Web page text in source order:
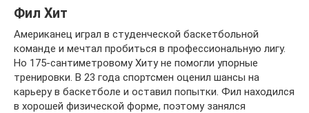
Фил Хит
Американец играл в студенческой баскетбольной
команде и мечтал пробиться в профессиональную лигу.
Но 175-сантиметровому Хиту не помогли упорные
тренировки. В 23 года спортсмен оценил шансы на
карьеру в баскетболе и оставил попытки. Фил находился
в хорошей физической форме, поэтому занялся